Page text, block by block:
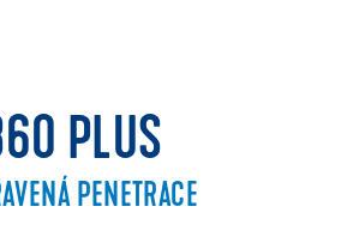
PLUS
PENETRACE